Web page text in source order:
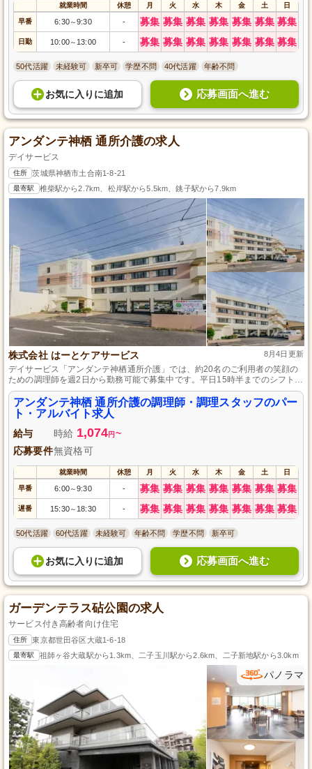
就業時間 休憩 月 火 水 木 金 土 日
早番 6:30～9:30 - 募集 募集 募集 募集 募集 募集 募集
日勤 10:00～ 13:00 - 募集 募集 募集 募集 募集 募集 募集
50代活躍 未経験可 新卒可 学歴不問 40代活躍 年齢不問
お気に入り に追加 応募画面へ進む
アンダンテ神栖 通所介護の求人
デイサービス
住所 茨城県神栖市土合南1-8-21
最寄駅 椎柴駅から2.7km、松岸駅から5.5km、銚子駅から7.9km
株式会社 はーとケアサービス 8月4日更新
デイサービス「アンダンテ神栖通所介護」では、約20名のご利用者の笑顔の
ための調理師を週2日から勤務可能で募集中です。平日15時半までのシフト
で、ライフスタイルに合わせた働き方が可能なうえ、年1回の昇給や年2回の
賞与で頑張りがしっかり評価され、車通勤も可能です。
アンダンテ神栖 通所介護の調理師・調理スタッフのパー
ト・アルバイト求人
給与 時給 1,074円 ~
応募要件無資格可
就業時間 休憩 月 火 水 木 金 土 日
早番 6:00～9:30 - 募集 募集 募集 募集 募集 募集 募集
遅番 15:30～ 18:30 - 募集 募集 募集 募集 募集 募集 募集
50代活躍 60代活躍 未経験可 年齢不問 学歴不問 新卒可
お気に入り に追加 応募画面へ進む
ガーデンテラス砧公園の求人
サービス付き高齢者向け住宅
住所 東京都世田谷区大蔵1-6-18
最寄駅 祖師ヶ谷大蔵駅から1.3km、二子玉川駅から2.6km、二子新地駅から3.0km
パノラマ